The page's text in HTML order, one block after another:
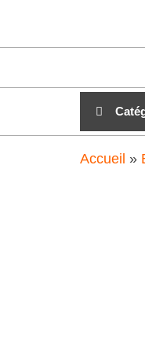
clubdial.fr
Accueil »